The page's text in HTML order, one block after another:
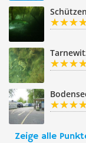
Zeige alle